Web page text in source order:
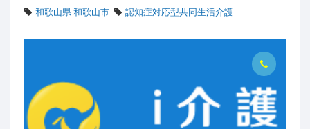
和歌山県 和歌山市
認知症対応型共同生活介護